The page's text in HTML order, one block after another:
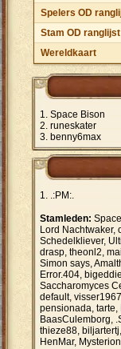
Spelers OD
Stam OD ranglijst
Wereldkaart
Space Bison
runeskater
benny6max
.:PM:.
Stamleden:
Lord Nachtwaker,
Schedelkliever,
drasp, theonl2,
Simon says,
Error.404,
Saccharomyces
default,
pensionada, tarte,
BaasCulemborg,
thieze88,
HenMar,